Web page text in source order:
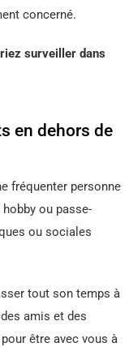
concerné.
surveiller dans
en dehors de
fréquenter personne
hobby ou passe-
ou sociales
tout son temps à
amis et des
être avec vous à